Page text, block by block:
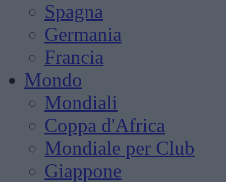
Spagna
Germania
Francia
Mondo
Mondiali
Coppa d'Africa
Mondiale per Club
Giappone